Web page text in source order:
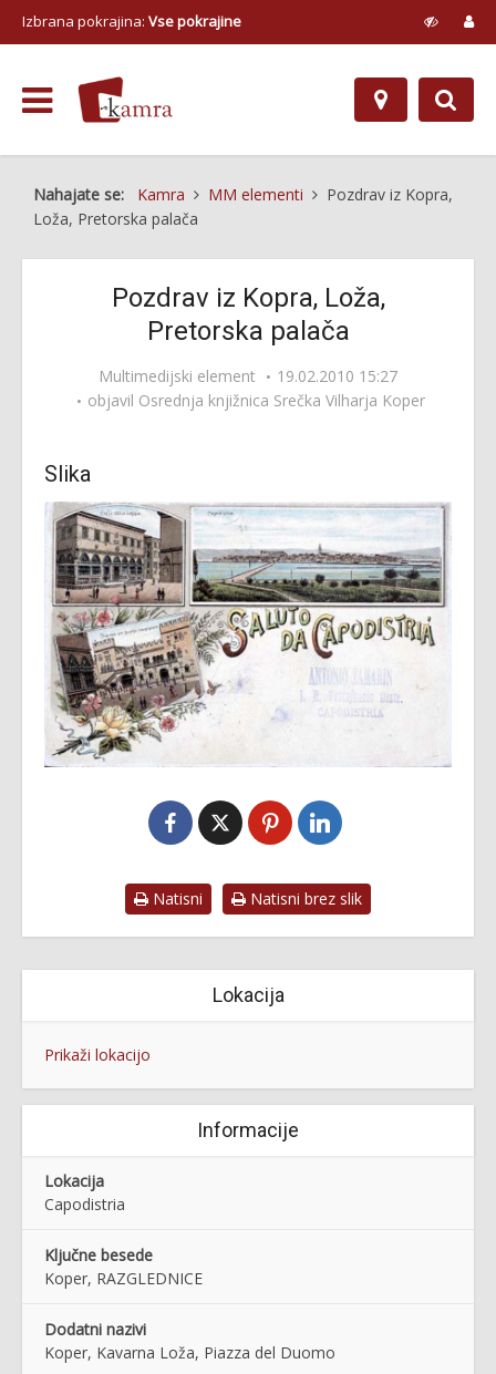
Izbrana pokrajina: Vse pokrajine
Nahajate se: Kamra MM elementi
Pozdrav iz Kopra,
Loža, Pretorska palača
Pozdrav iz Kopra, Loža,
Pretorska palača
Multimedijski element
19.02.2010 15:27
objavil Osrednja knjižnica Srečka Vilharja Koper
Slika
Natisni Natisni brez slik
Lokacija
Prikaži lokacijo
Informacije
Lokacija
Capodistria
Ključne besede
Koper, RAZGLEDNICE
Dodatni nazivi
Koper, Kavarna Loža, Piazza del Duomo